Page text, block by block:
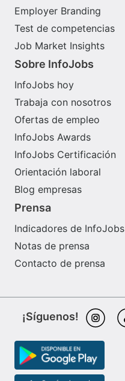
Employer Branding
Test de competencias
Job Market Insights
Sobre InfoJobs
InfoJobs hoy
Trabaja con nosotros
Ofertas de empleo
InfoJobs Awards
InfoJobs Certificación
Orientación laboral
Blog empresas
Prensa
Indicadores de InfoJobs
Notas de prensa
Contacto de prensa
¡Síguenos!